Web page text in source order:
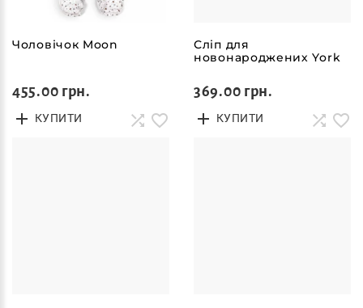
Чоловічок Moon
455.00 грн.
КУПИТИ
Сліп для
новонароджених York
369.00 грн.
КУПИТИ